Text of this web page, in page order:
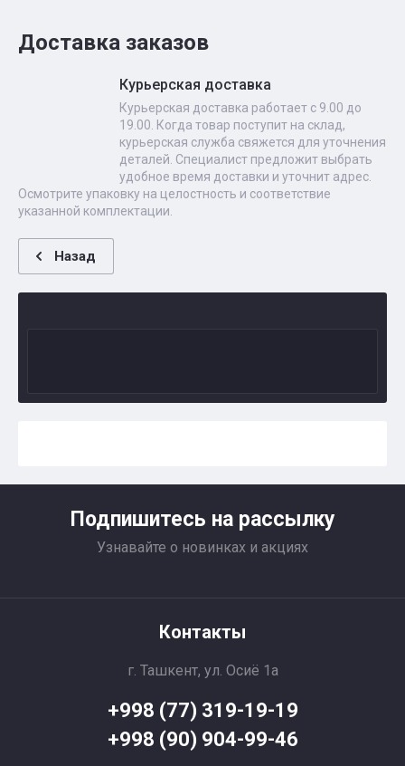
Доставка заказов
Курьерская доставка
Курьерская доставка работает с 9.00 до
19.00. Когда товар поступит на склад,
курьерская служба свяжется для уточнения
деталей. Специалист предложит выбрать
удобное время доставки и уточнит адрес.
Осмотрите упаковку на целостность и соответствие
указанной комплектации.
Назад
Подпишитесь на рассылку
Узнавайте о новинках и акциях
Контакты
г. Ташкент, ул. Осиё 1a
+998 (77) 319-19-19
+998 (90) 904-99-46